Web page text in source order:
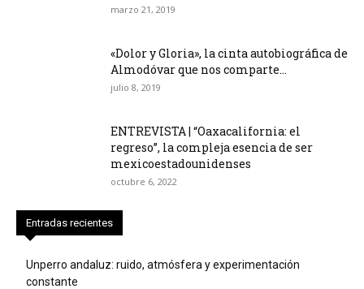
marzo 21, 2019
«Dolor y Gloria», la cinta autobiográfica de
Almodóvar que nos comparte...
julio 8, 2019
ENTREVISTA | “Oaxacalifornia: el
regreso”, la compleja esencia de ser
mexicoestadounidenses
octubre 6, 2022
Entradas recientes
Unperro andaluz: ruido, atmósfera y experimentación
constante